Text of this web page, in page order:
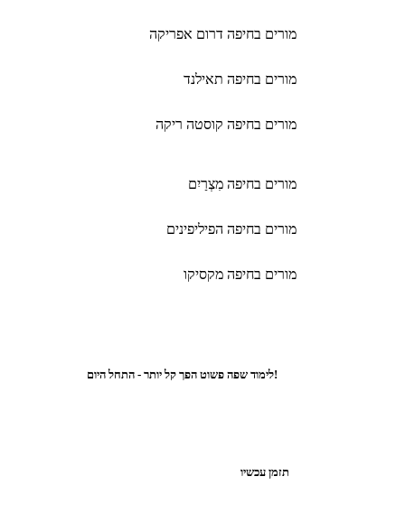
מורים בחיפה דרום אפריקה
מורים בחיפה תאילנד
מורים בחיפה קוסטה ריקה
מורים בחיפה מִצְרַיִם
מורים בחיפה הפיליפינים
מורים בחיפה מקסיקו
לימוד שפה פשוט הפך קל יותר - התחל היום!
תזמן עכשיו